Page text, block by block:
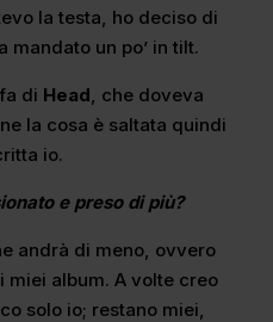
la testa, ho deciso di
mandato un po’ in tilt.
di Head , che doveva
la cosa è saltata quindi
io.
e preso di più?
andrà di meno, ovvero
miei album. A volte creo
solo io; restano miei,